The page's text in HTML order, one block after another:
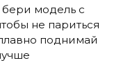
модель с
не париться
поднимай